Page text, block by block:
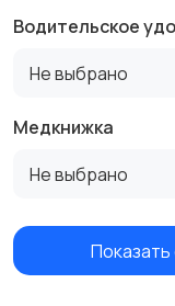
Водительское
Не выбрано
Медкнижка
Не выбрано